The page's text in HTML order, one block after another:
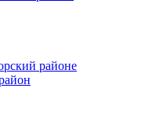
районе